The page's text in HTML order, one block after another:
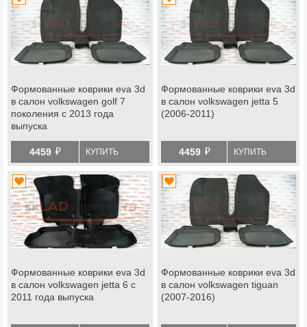
Формованные коврики eva 3d
в салон volkswagen golf 7
поколения с 2013 года
выпуска
4459 й КУПИТЬ
Формованные коврики eva 3d
в салон volkswagen jetta 5
(2006-2011)
4459 й КУПИТЬ
Формованные коврики eva 3d
в салон volkswagen jetta 6 с
2011 года выпуска
Формованные коврики eva 3d
в салон volkswagen tiguan
(2007-2016)